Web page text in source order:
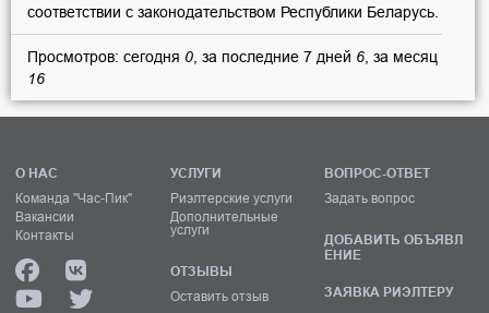
соответствии с законодательством Республики Беларусь.
Просмотров: сегодня 0 , за последние 7 дней 6 , за месяц
16
О НАС
Команда "Час-Пик"
Вакансии
Контакты
УСЛУГИ
Риэлтерские услуги
Дополнительные
услуги
ОТЗЫВЫ
Оставить отзыв
ВОПРОС-ОТВЕТ
Задать вопрос
ДОБАВИТЬ ОБЪЯВЛ
ЕНИЕ
ЗАЯВКА РИЭЛТЕРУ